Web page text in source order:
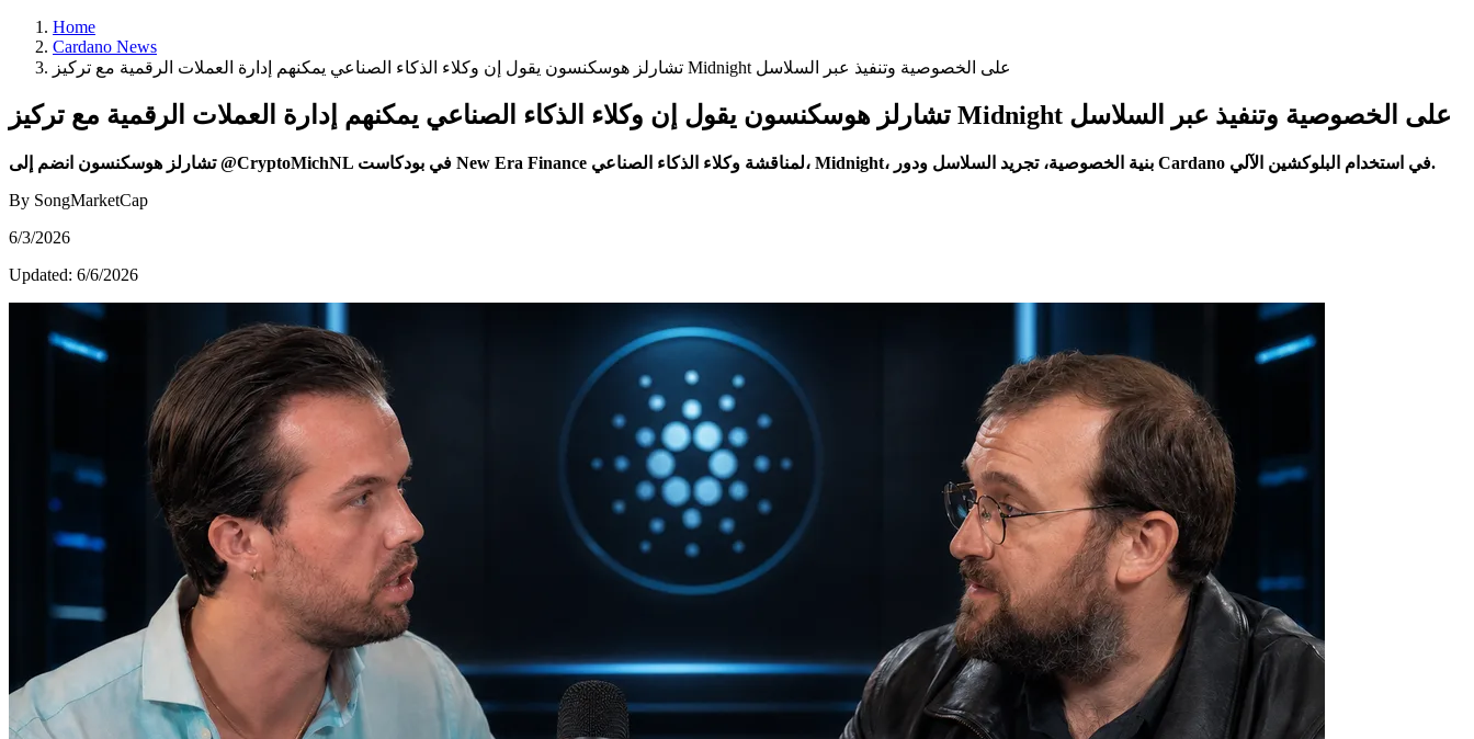
Home
Cardano News
تشارلز هوسكنسون يقول إن وكلاء الذكاء الصناعي يمكنهم إدارة العملات الرقمية مع تركيز Midnight على الخصوصية وتنفيذ عبر السلاسل
تشارلز هوسكنسون يقول إن وكلاء الذكاء الصناعي يمكنهم إدارة العملات الرقمية مع تركيز Midnight على الخصوصية وتنفيذ عبر السلاسل
تشارلز هوسكنسون انضم إلى @CryptoMichNL في بودكاست New Era Finance لمناقشة وكلاء الذكاء الصناعي، Midnight، بنية الخصوصية، تجريد السلاسل ودور Cardano في استخدام البلوكشين الآلي.
By SongMarketCap
6/3/2026
Updated: 6/6/2026